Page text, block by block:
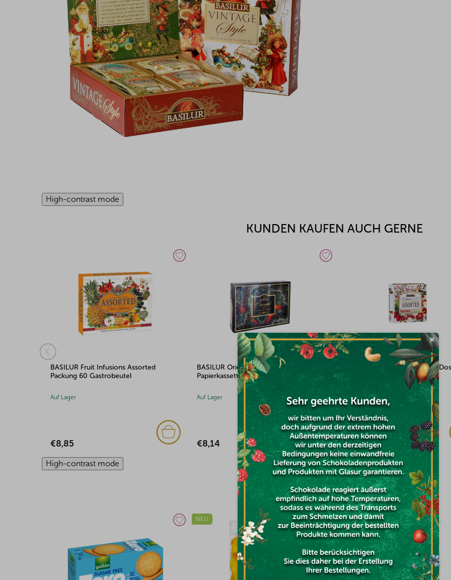
High-contrast mode
KUNDEN KAUFEN AUCH GERNE
BASILUR Fruit Infusions Assorted
Packung 60 Gastrobeutel
Auf Lager
€8,85
BASILUR Oriental Assorted
Papierkassette 60 Gastrobeutel
Auf Lager
€8,14
BASILUR Book Assort 32 Nr.1
Gastrobeutel
Auf Lager
€10,79
High-contrast mode
DAS KÖNNTE SIE INTERESSIEREN
NEU
×